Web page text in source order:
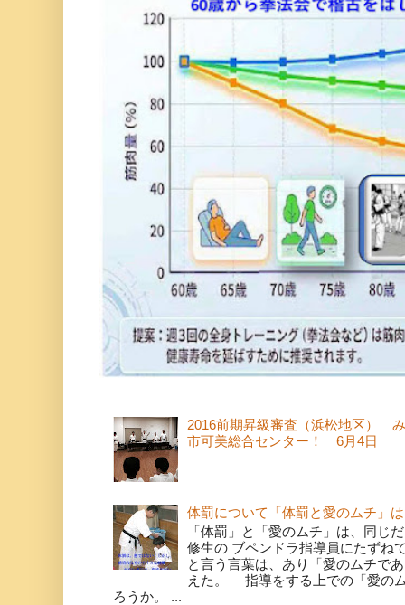
2016前期昇級審査（浜松地区）
市可美総合センター！ 6月4日
体罰について「体罰と愛のムチ」
「体罰」と「愛のムチ」は、同じ
修生の ブペンドラ指導員にたずね
と言う言葉は、あり「愛のムチで
えた。 指導をする上での「愛の
ろうか。 ...